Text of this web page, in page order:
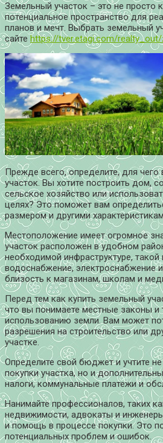
Земельный участок – это не просто
потенциальное пространство для
планов и мечт. Выбрать земельный
сайте https://tver.etagi.com/
Прежде всего, определите, для
участок. Вы хотите построить дом,
сельское хозяйство или
целях? Это поможет вам
размером и другими
Местоположение имеет огромное
участок расположен в удобном
необходимой инфраструктуре, такой
водоснабжение, электроснабжение
близость к магазинам, школам и
Перед тем как купить земельный
что вы понимаете местные законы и
использованию земли. Вам может
разрешения на строительство или
участке.
Определите свой бюджет и учтите
покупки участка, но и
налоги, коммунальные платежи и
Нанимайте профессионалов, таких
недвижимости, адвокаты и
и помощь в процессе покупки. Это
потенциальных проблем и ошибок.